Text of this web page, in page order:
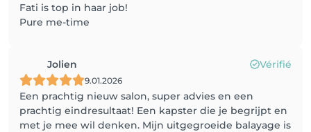
Fati is top in haar job!
Pure me-time
Jolien Vérifié
9.01.2026
Een prachtig nieuw salon, super advies en een
prachtig eindresultaat! Een kapster die je begrijpt en
met je mee wil denken. Mijn uitgegroeide balayage is